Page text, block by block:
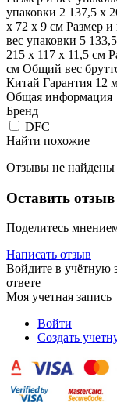
упаковки 2 137,5 х
х 72 х 9 см Размер и
вес упаковки 5
215 х 117 х 11,5 см
см Общий вес
Китай Гарантия 12
Общая информация
Бренд
DFC
Найти похожие
Отзывы не найдены
Оставить отзыв
Поделитесь
Написать отзыв
Войдите в учётную
ответе
Моя учетная запись
Войти
Создать